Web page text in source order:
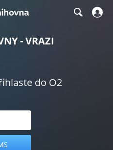
- VRAZI
do O2